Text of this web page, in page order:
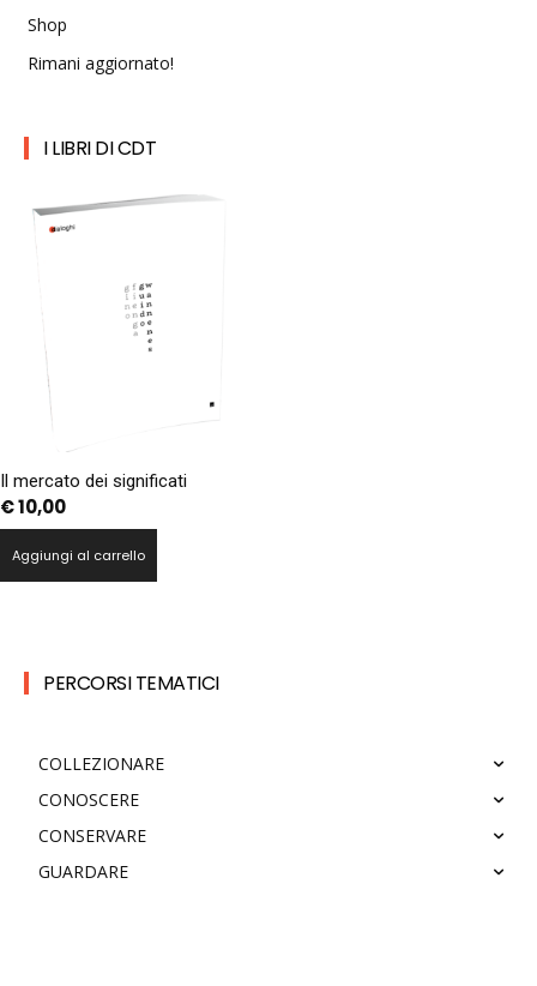
Shop
Rimani aggiornato!
I LIBRI DI CDT
Il mercato dei significati
€10,00
Aggiungi al carrello
PERCORSI TEMATICI
COLLEZIONARE
CONOSCERE
CONSERVARE
GUARDARE